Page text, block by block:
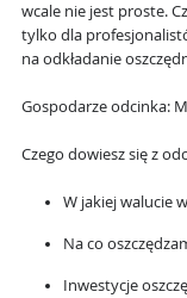
wcale nie jest proste.
tylko dla
na odkładanie
Gospodarze odcinka:
Czego dowiesz się z
W jakiej walucie
Na co
Inwestycje